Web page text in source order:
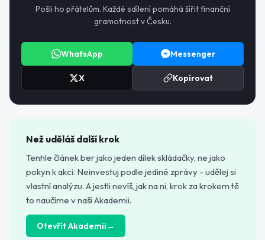
Pošli ho přátelům. Každé sdílení pomáhá šířit finanční
gramotnost v Česku.
WhatsApp Messenger
X Kopírovat
Než uděláš další krok
Tenhle článek ber jako jeden dílek skládačky, ne jako
pokyn k akci. Neinvestuj podle jediné zprávy - udělej si
vlastní analýzu. A jestli nevíš, jak na ni, krok za krokem tě
to naučíme v naší Akademii.
Otevřít Akademii→